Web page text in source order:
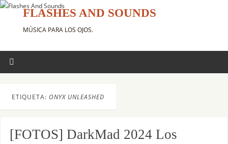
FLASHES AND SOUNDS
MÚSICA PARA LOS OJOS.
ETIQUETA: ONYX UNLEASHED
[FOTOS] DarkMad 2024 Los